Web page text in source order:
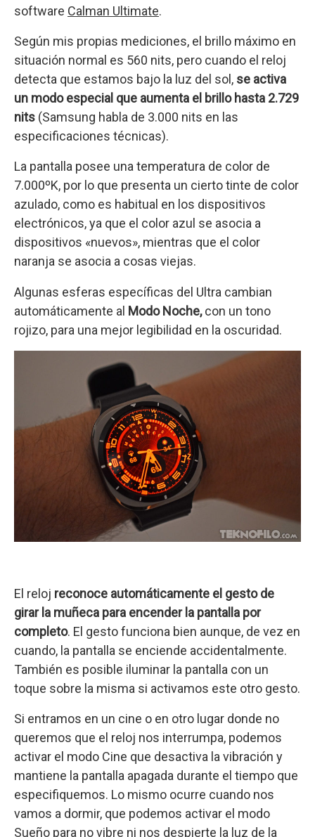
software Calman Ultimate.
Según mis propias mediciones, el brillo máximo en
situación normal es 560 nits, pero cuando el reloj
detecta que estamos bajo la luz del sol, se activa
un modo especial que aumenta el brillo hasta 2.729
nits (Samsung habla de 3.000 nits en las
especificaciones técnicas).
La pantalla posee una temperatura de color de
7.000ºK, por lo que presenta un cierto tinte de color
azulado, como es habitual en los dispositivos
electrónicos, ya que el color azul se asocia a
dispositivos «nuevos», mientras que el color
naranja se asocia a cosas viejas.
Algunas esferas específicas del Ultra cambian
automáticamente al Modo Noche,con un tono
rojizo, para una mejor legibilidad en la oscuridad.
El reloj reconoce automáticamente el gesto de
girar la muñeca para encender la pantalla por
completo. El gesto funciona bien aunque, de vez en
cuando, la pantalla se enciende accidentalmente.
También es posible iluminar la pantalla con un
toque sobre la misma si activamos este otro gesto.
Si entramos en un cine o en otro lugar donde no
queremos que el reloj nos interrumpa, podemos
activar el modo Cine que desactiva la vibración y
mantiene la pantalla apagada durante el tiempo que
especifiquemos. Lo mismo ocurre cuando nos
vamos a dormir, que podemos activar el modo
Sueño para no vibre ni nos despierte la luz de la